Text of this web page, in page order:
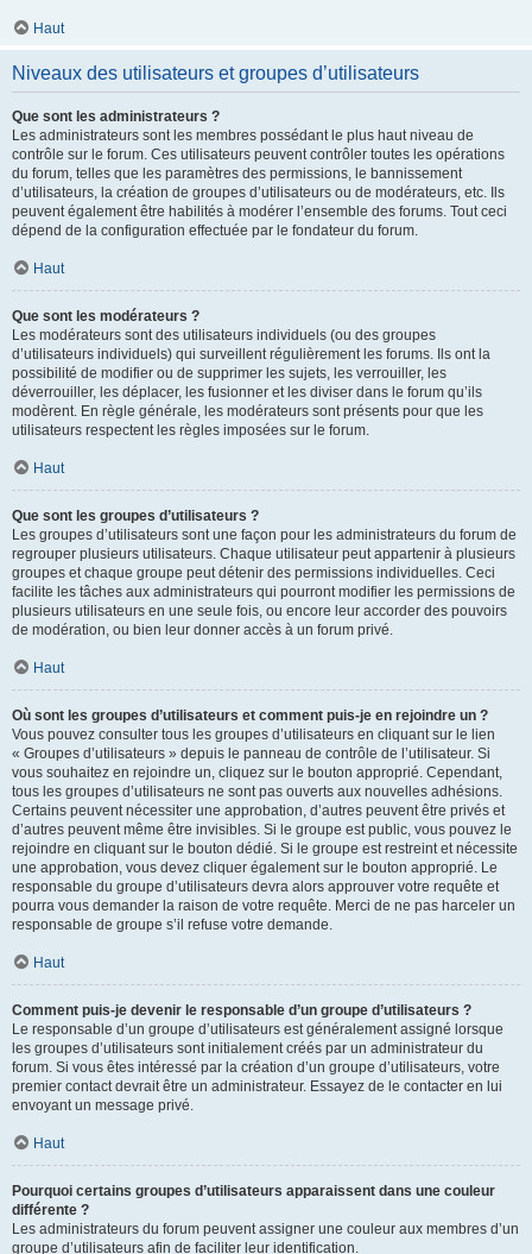
Haut
Niveaux des utilisateurs et groupes d’utilisateurs
Que sont les administrateurs ?
Les administrateurs sont les membres possédant le plus haut niveau de
contrôle sur le forum. Ces utilisateurs peuvent contrôler toutes les opérations
du forum, telles que les paramètres des permissions, le bannissement
d’utilisateurs, la création de groupes d’utilisateurs ou de modérateurs, etc. Ils
peuvent également être habilités à modérer l’ensemble des forums. Tout ceci
dépend de la configuration effectuée par le fondateur du forum.
Haut
Que sont les modérateurs ?
Les modérateurs sont des utilisateurs individuels (ou des groupes
d’utilisateurs individuels) qui surveillent régulièrement les forums. Ils ont la
possibilité de modifier ou de supprimer les sujets, les verrouiller, les
déverrouiller, les déplacer, les fusionner et les diviser dans le forum qu’ils
modèrent. En règle générale, les modérateurs sont présents pour que les
utilisateurs respectent les règles imposées sur le forum.
Haut
Que sont les groupes d’utilisateurs ?
Les groupes d’utilisateurs sont une façon pour les administrateurs du forum de
regrouper plusieurs utilisateurs. Chaque utilisateur peut appartenir à plusieurs
groupes et chaque groupe peut détenir des permissions individuelles. Ceci
facilite les tâches aux administrateurs qui pourront modifier les permissions de
plusieurs utilisateurs en une seule fois, ou encore leur accorder des pouvoirs
de modération, ou bien leur donner accès à un forum privé.
Haut
Où sont les groupes d’utilisateurs et comment puis-je en rejoindre un ?
Vous pouvez consulter tous les groupes d’utilisateurs en cliquant sur le lien
« Groupes d’utilisateurs » depuis le panneau de contrôle de l’utilisateur. Si
vous souhaitez en rejoindre un, cliquez sur le bouton approprié. Cependant,
tous les groupes d’utilisateurs ne sont pas ouverts aux nouvelles adhésions.
Certains peuvent nécessiter une approbation, d’autres peuvent être privés et
d’autres peuvent même être invisibles. Si le groupe est public, vous pouvez le
rejoindre en cliquant sur le bouton dédié. Si le groupe est restreint et nécessite
une approbation, vous devez cliquer également sur le bouton approprié. Le
responsable du groupe d’utilisateurs devra alors approuver votre requête et
pourra vous demander la raison de votre requête. Merci de ne pas harceler un
responsable de groupe s’il refuse votre demande.
Haut
Comment puis-je devenir le responsable d’un groupe d’utilisateurs ?
Le responsable d’un groupe d’utilisateurs est généralement assigné lorsque
les groupes d’utilisateurs sont initialement créés par un administrateur du
forum. Si vous êtes intéressé par la création d’un groupe d’utilisateurs, votre
premier contact devrait être un administrateur. Essayez de le contacter en lui
envoyant un message privé.
Haut
Pourquoi certains groupes d’utilisateurs apparaissent dans une couleur
différente ?
Les administrateurs du forum peuvent assigner une couleur aux membres d’un
groupe d’utilisateurs afin de faciliter leur identification.